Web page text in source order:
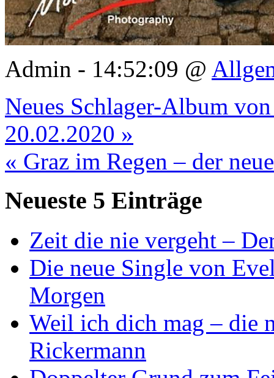
Admin - 14:52:09 @
Neues Schlager-Album
20.02.2020 »
« Graz im Regen – der
Neueste 5 Einträge
Zeit die nie vergeht –
Die neue Single von
Morgen
Weil ich dich mag – die
Rickermann